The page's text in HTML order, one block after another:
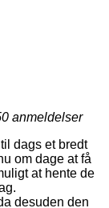
anmeldelser
dags et bredt
om dage at få
at hente de
desuden den